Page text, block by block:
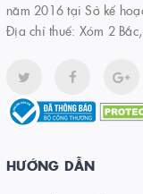
năm 2016 tại Sở kế
Địa chỉ thuế: Xóm 2
HƯỚNG DẪN